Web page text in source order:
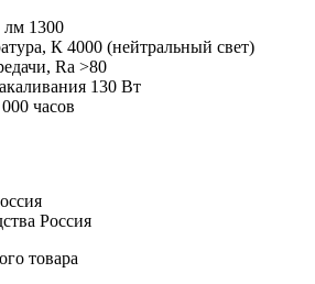
лм 1300
К 4000 (нейтральный свет)
Ra ˃80
130 Вт
часов
Россия
товара